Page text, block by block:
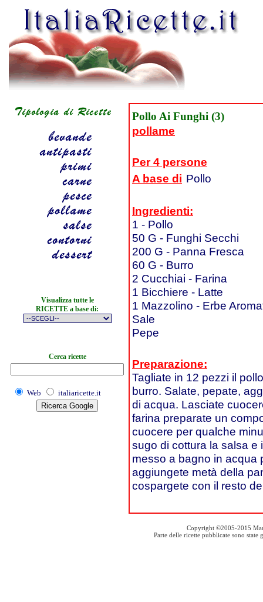
Visualizza tutte le
RICETTE a base di:
Cerca ricette
Web italiaricette.it
Pollo Ai Funghi (3)
pollame
Per 4 persone
A base di Pollo
Ingredienti:
1 - Pollo
50 G - Funghi Secchi
200 G - Panna Fresca
60 G - Burro
2 Cucchiai - Farina
1 Bicchiere - Latte
1 Mazzolino - Erbe
Sale
Pepe
Preparazione:
Tagliate in 12 pezzi il
burro. Salate, pepate,
di acqua. Lasciate
farina preparate un
cuocere per qualche
sugo di cottura la salsa e
messo a bagno in acqua
aggiungete metà della
cospargete con il resto
Copyright ©2005-2015
Parte delle ricette pubblicate sono state